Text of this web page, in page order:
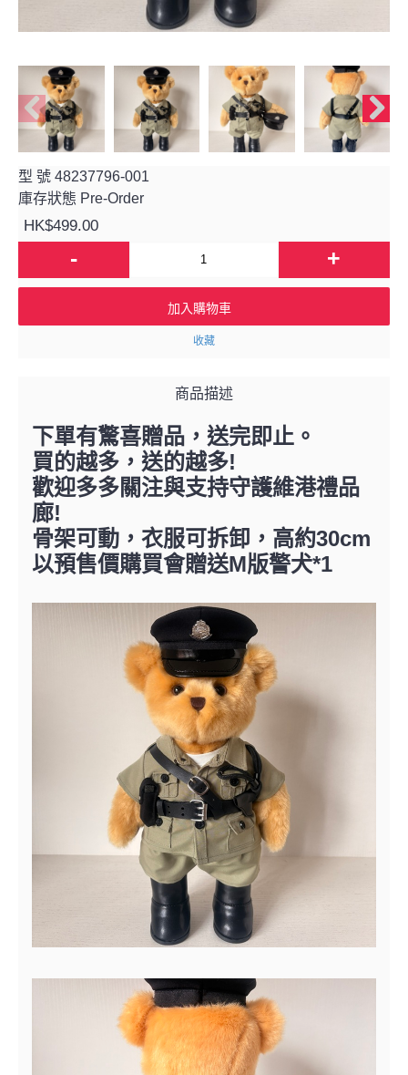
型 號 48237796-001
庫存狀態 Pre-Order
HK$499.00
- +
加入購物車
收藏
商品描述
下單有驚喜贈品，送完即止。
買的越多，送的越多!
歡迎多多關注與支持守護維港禮品
廊!
骨架可動，衣服可拆卸，高約30cm
以預售價購買會贈送M版警犬*1